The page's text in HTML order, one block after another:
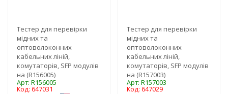
Тестер для перевірки
мідних та
оптоволоконних
кабельних ліній,
комутаторів, SFP модулів
на (R156005)
Арт: R156005
Код: 647031
Тестер для перевірки
мідних та
оптоволоконних
кабельних ліній,
комутаторів, SFP модулів
на (R157003)
Арт: R157003
Код: 647029